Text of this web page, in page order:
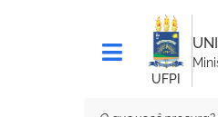
UFPI